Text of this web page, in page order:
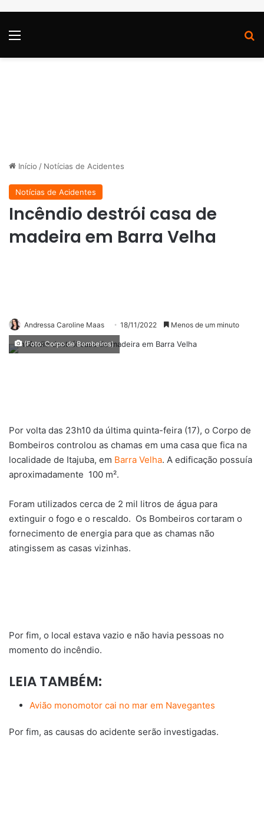
Início / Notícias de Acidentes
Notícias de Acidentes
Incêndio destrói casa de
madeira em Barra Velha
Andressa Caroline Maas 18/11/2022 Menos de um minuto
(Foto: Corpo de Bombeiros)
Por volta das 23h10 da última quinta-feira (17), o Corpo de
Bombeiros controlou as chamas em uma casa que fica na
localidade de Itajuba, em Barra Velha. A edificação possuía
aproximadamente 100 m².
Foram utilizados cerca de 2 mil litros de água para
extinguir o fogo e o rescaldo. Os Bombeiros cortaram o
fornecimento de energia para que as chamas não
atingissem as casas vizinhas.
Por fim, o local estava vazio e não havia pessoas no
momento do incêndio.
LEIA TAMBÉM:
Avião monomotor cai no mar em Navegantes
Por fim, as causas do acidente serão investigadas.